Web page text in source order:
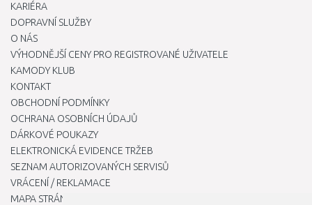
KARIÉRA
DOPRAVNÍ SLUŽBY
O NÁS
VÝHODNĚJŠÍ CENY PRO REGISTROVANÉ UŽIVATELE
KAMODY KLUB
KONTAKT
OBCHODNÍ PODMÍNKY
OCHRANA OSOBNÍCH ÚDAJŮ
DÁRKOVÉ POUKAZY
ELEKTRONICKÁ EVIDENCE TRŽEB
SEZNAM AUTORIZOVANÝCH SERVISŮ
VRÁCENÍ / REKLAMACE
MAPA STRÁNKY